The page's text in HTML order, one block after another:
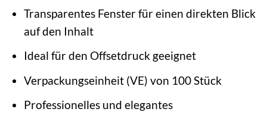
Transparentes Fenster für einen direkten Blick
auf den Inhalt
Ideal für den Offsetdruck geeignet
Verpackungseinheit (VE) von 100 Stück
Professionelles und elegantes